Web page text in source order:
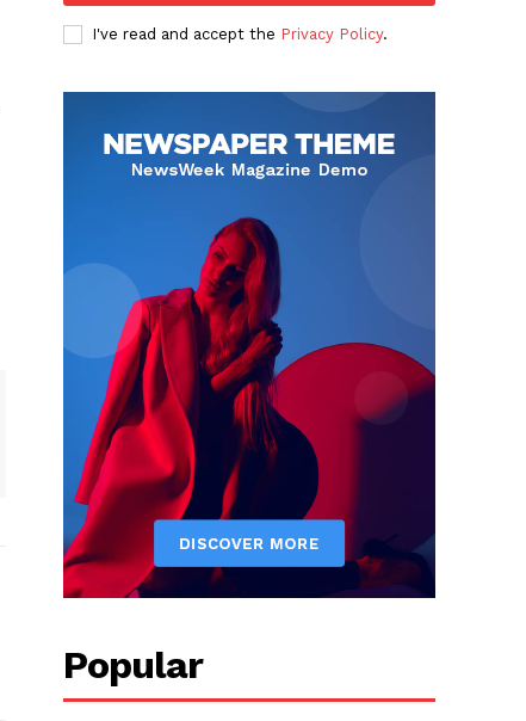
I've read and accept the Privacy Policy.
Popular